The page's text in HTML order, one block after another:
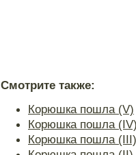
Смотрите также:
Корюшка пошла (V)
Корюшка пошла
Корюшка пошла (III)